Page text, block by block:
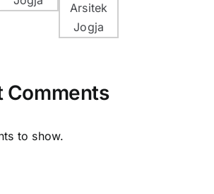
Comments
to show.